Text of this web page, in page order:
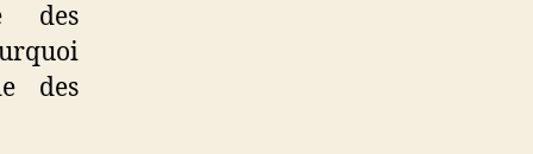
des
des